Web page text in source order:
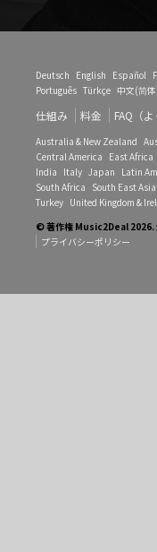
Deutsch English Español
Português Türkçe 中文(简
仕組み 料金 FAQ（
Australia & New Zealand
Central America East Africa
India Italy Japan Latin
South Africa South East Asia
Turkey United Kingdom &
© 著作権 Music2Deal 2026.
プライバシーポリシー